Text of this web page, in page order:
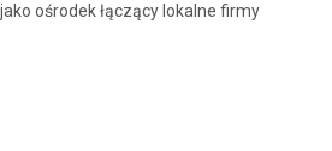
ośrodek łączący lokalne firmy